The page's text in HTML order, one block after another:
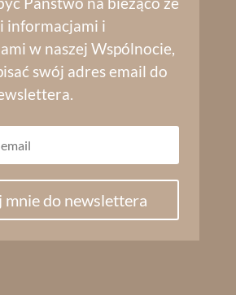
informacjami i
w naszej Wspólnocie,
swój adres email do
mnie do newslettera